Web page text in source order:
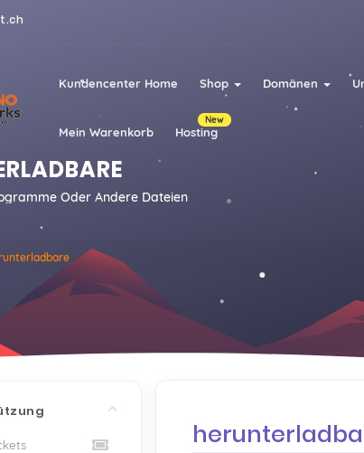
Kundencenter Home Shop Domänen
Mein Warenkorb Hosting
New
Oder Andere Dateien